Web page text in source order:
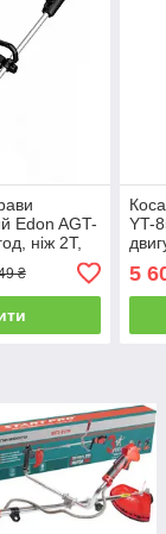
Edon AGT-
ніж 2Т,
₴
YT-
5